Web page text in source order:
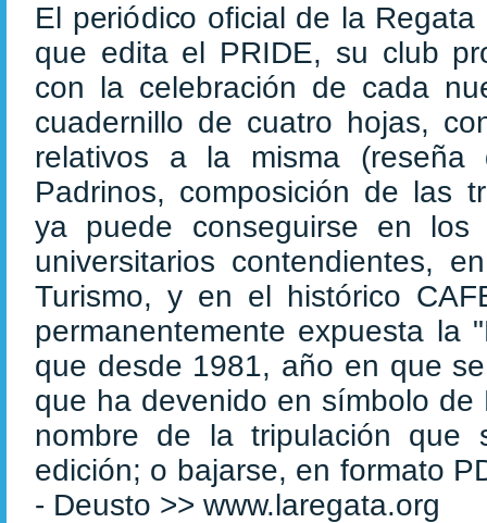
El periódico oficial de la
que edita el PRIDE, su club
con la celebración de cada
cuadernillo de cuatro hojas,
relativos a la misma
Padrinos, composición de las
ya puede conseguirse en
universitarios contendientes,
Turismo, y en el histórico
permanentemente expuesta
que desde 1981, año en que
que ha devenido en símbolo
nombre de la tripulación
edición; o bajarse, en formato
- Deusto >> www.laregata.org